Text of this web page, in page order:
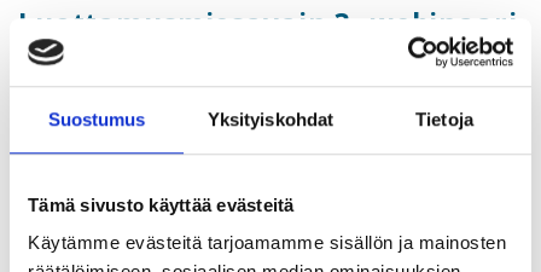
Suostumus Yksityiskohdat Tietoja
Tämä sivusto käyttää evästeitä
Käytämme evästeitä tarjoamamme sisällön ja mainosten
Luottamusmiesavain 3 -webinaari
Kurssilla käsitellään erilaisia oikeudellisia kysymyksiä, joita
henkilöstön edustaja voi asemassaan kohdata. Työpaikan
Kurssilla perehdytään lisäksi työsuhteen ehtojen
muodostumiseen sekä pohditaan ehtojen muuttamisen